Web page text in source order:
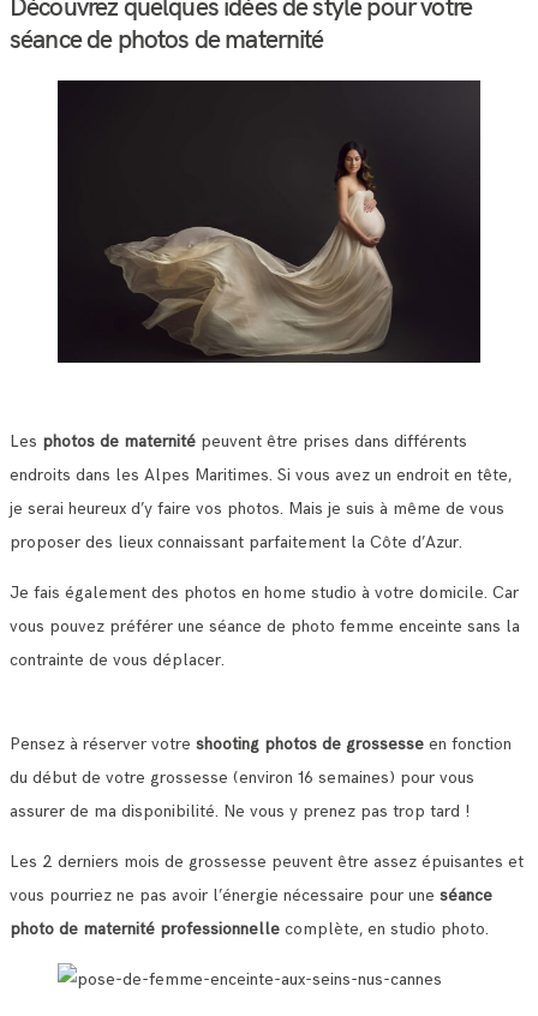
séance de photos de maternité
Les photos de maternité peuvent être prises dans différents
endroits dans les Alpes Maritimes. Si vous avez un endroit en tête,
je serai heureux d’y faire vos photos. Mais je suis à même de vous
proposer des lieux connaissant parfaitement la Côte d’Azur.
Je fais également des photos en home studio à votre domicile. Car
vous pouvez préférer une séance de photo femme enceinte sans la
contrainte de vous déplacer.
Pensez à réserver votre shooting photos de grossesse en fonction
du début de votre grossesse (environ 16 semaines) pour vous
assurer de ma disponibilité. Ne vous y prenez pas trop tard !
Les 2 derniers mois de grossesse peuvent être assez épuisantes et
vous pourriez ne pas avoir l’énergie nécessaire pour une séance
photo de maternité professionnelle complète, en studio photo.